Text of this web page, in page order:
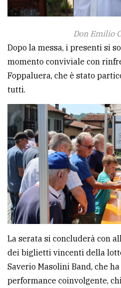
Don Emilio
Dopo la messa, i presenti si
momento conviviale con
Foppaluera, che è stato
tutti.
La serata si concluderà con
dei biglietti vincenti della
Saverio Masolini Band, che
performance coinvolgente,